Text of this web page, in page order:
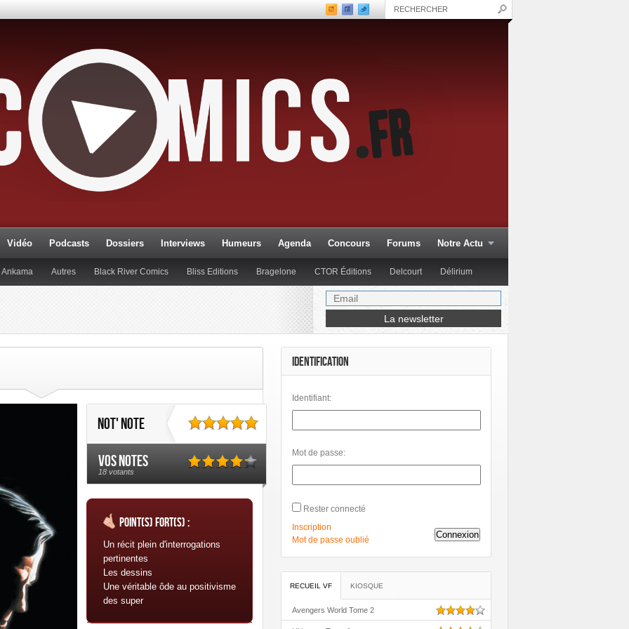
Vidéo Podcasts Dossiers Interviews Humeurs Agenda Concours Forums Notre Actu
Ankama Autres Black River Comics Bliss Editions Bragelone CTOR Éditions Delcourt Délirium
Glénat Glénat Comics
Panini Comics Petit à Petit Phileas Philéas
Not' note
Vos notes
18 votants
Point(s) fort(s) :
Un récit plein d'interrogations
pertinentes
Les dessins
Une véritable ôde au positivisme
des super
IDENTIFICATION
Identifiant:
Mot de passe:
Rester connecté
Connexion
Inscription
Mot de passe oublié
RECUEIL VF KIOSQUE
Avengers World Tome 2